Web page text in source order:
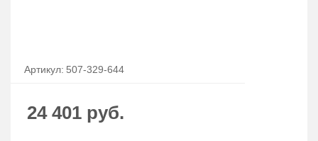
Артикул: 507-329-644
24 401 руб.